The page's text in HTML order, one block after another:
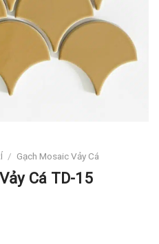
/ Gạch Mosaic Vảy Cá
Cá TD-15